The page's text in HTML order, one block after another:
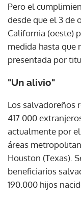
Pero el
desde que el 3 de
California (oeste)
medida hasta que
presentada por
"Un alivio"
Los salvadoreños
417.000
actualmente por
áreas
Houston (Texas).
beneficiarios
190.000 hijos